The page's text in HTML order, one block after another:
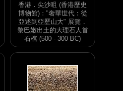
香港．尖沙咀 (香港歷史
博物館)："奢華世代：從
亞述到亞歷山大" 展覽．
黎巴嫩出土的大理石人首
石棺 (500 - 300 BC)